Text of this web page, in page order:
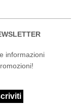
informazioni